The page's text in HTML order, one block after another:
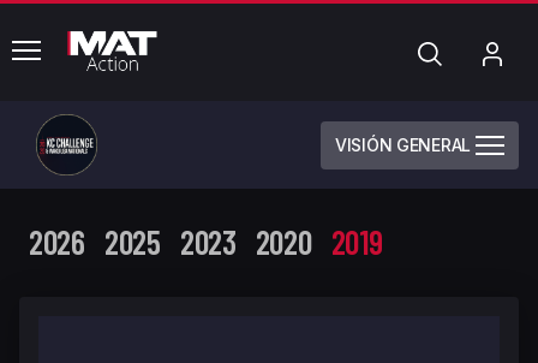
common.menu Búsqueda
VISIÓN GENERAL
2026 2025 2023 2020 2019